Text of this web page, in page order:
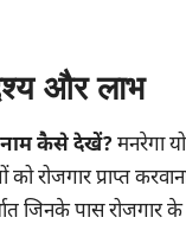
और लाभ
नाम कैसे देखें?मनरेगा
को रोजगार प्राप्त
जिनके पास रोजगार के